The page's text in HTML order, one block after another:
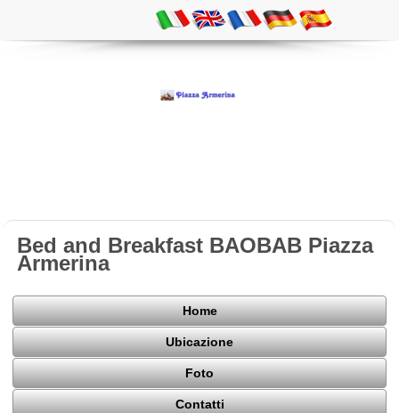
Bed and Breakfast BAOBAB Piazza
Armerina
Home
Ubicazione
Foto
Contatti